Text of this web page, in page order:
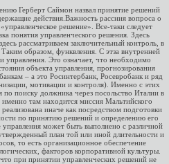
Герберт Саймон назвал принятие решений
действия.Важность рассния вопроса о
решение». Все-таки следует
понятия управленческого решения. Здесь
рассматриваем заключительный контроль, в
образом, функвления. С этза внутренней
Это означает, что необходимо
объекта управления, прогнозирования
– а это Росинтербанк, Росевробанк и ряд
мотивации и контроля). Именно с этих
поиску должника через посольство Италии в
там находится миссия Мальтийского
иначе как посредством подготовки
по принятию решений и определению его
может быть выполнено с различной
план той или иной длительности и
то есть организационное обеспечение
факторов корпоративной культуры.
при принятии управленческих решений не